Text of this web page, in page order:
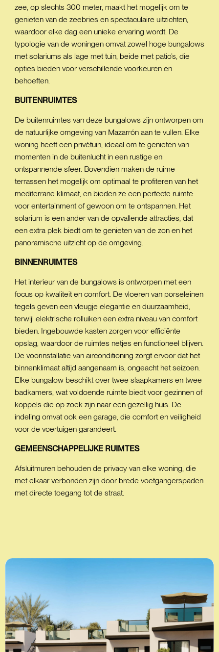
zee, op slechts 300 meter, maakt het mogelijk om te
genieten van de zeebries en spectaculaire uitzichten,
waardoor elke dag een unieke ervaring wordt. De
typologie van de woningen omvat zowel hoge bungalows
met solariums als lage met tuin, beide met patio’s, die
opties bieden voor verschillende voorkeuren en
behoeften.
BUITENRUIMTES
De buitenruimtes van deze bungalows zijn ontworpen om
de natuurlijke omgeving van Mazarrón aan te vullen. Elke
woning heeft een privétuin, ideaal om te genieten van
momenten in de buitenlucht in een rustige en
ontspannende sfeer. Bovendien maken de ruime
terrassen het mogelijk om optimaal te profiteren van het
mediterrane klimaat, en bieden ze een perfecte ruimte
voor entertainment of gewoon om te ontspannen. Het
solarium is een ander van de opvallende attracties, dat
een extra plek biedt om te genieten van de zon en het
panoramische uitzicht op de omgeving.
BINNENRUIMTES
Het interieur van de bungalows is ontworpen met een
focus op kwaliteit en comfort. De vloeren van porseleinen
tegels geven een vleugje elegantie en duurzaamheid,
terwijl elektrische rolluiken een extra niveau van comfort
bieden. Ingebouwde kasten zorgen voor efficiënte
opslag, waardoor de ruimtes netjes en functioneel blijven.
De voorinstallatie van airconditioning zorgt ervoor dat het
binnenklimaat altijd aangenaam is, ongeacht het seizoen.
Elke bungalow beschikt over twee slaapkamers en twee
badkamers, wat voldoende ruimte biedt voor gezinnen of
koppels die op zoek zijn naar een gezellig huis. De
indeling omvat ook een garage, die comfort en veiligheid
voor de voertuigen garandeert.
GEMEENSCHAPPELIJKE RUIMTES
Afsluitmuren behouden de privacy van elke woning, die
met elkaar verbonden zijn door brede voetgangerspaden
met directe toegang tot de straat.